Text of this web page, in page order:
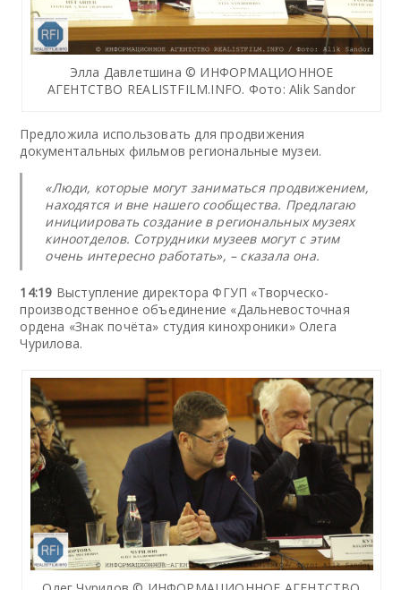
Элла Давлетшина © ИНФОРМАЦИОННОЕ
АГЕНТСТВО REALISTFILM.INFO. Фото: Alik Sandor
Предложила использовать для продвижения
документальных фильмов региональные музеи.
«Люди, которые могут заниматься продвижением,
находятся и вне нашего сообщества. Предлагаю
инициировать создание в региональных музеях
киноотделов. Сотрудники музеев могут с этим
очень интересно работать», – сказала она.
14:19 Выступление директора ФГУП «Творческо-
производственное объединение «Дальневосточная
ордена «Знак почёта» студия кинохроники» Олега
Чурилова.